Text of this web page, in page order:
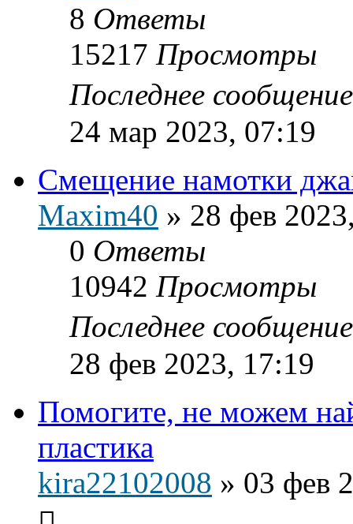
8 Ответы
15217 Просмотры
Последнее
24 мар 2023, 07:19
Смещение намотки
Maxim40 » 28 фев
0 Ответы
10942 Просмотры
Последнее
28 фев 2023, 17:19
Помогите, не можем
пластика
kira22102008 » 03 фев